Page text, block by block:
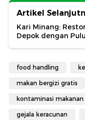
Artikel
Kari Minang:
Depok dengan
food handling
makan bergizi gratis
kontaminasi makanan
gejala keracunan